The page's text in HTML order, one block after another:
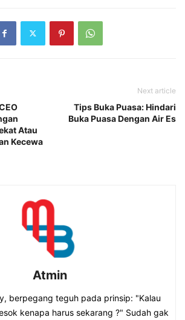
Atau
Kecewa
Next article
Tips Buka Puasa: Hindari
Buka Puasa Dengan Air Es
Atmin
berpegang teguh pada prinsip: "Kalau
kenapa harus sekarang ?" Sudah gak